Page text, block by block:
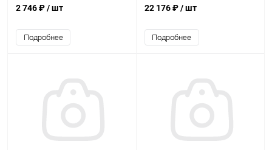
компрессора Airtech 0401005
2 746 ₽/ шт
Подробнее
22 176 ₽/ шт
Подробнее